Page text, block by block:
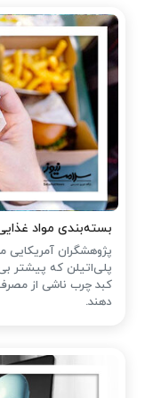
بسته‌بندی مواد
پژوهشگران آمریکایی
پلی‌اتیلن که پیشتر
کبد چرب ناشی از مصرف
دهند.